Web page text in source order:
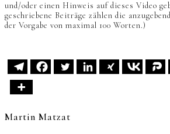
und/oder einen Hinweis auf dieses Video
geschriebene Beiträge zählen die
der Vorgabe von maximal 100 Worten.)
Martin Matzat